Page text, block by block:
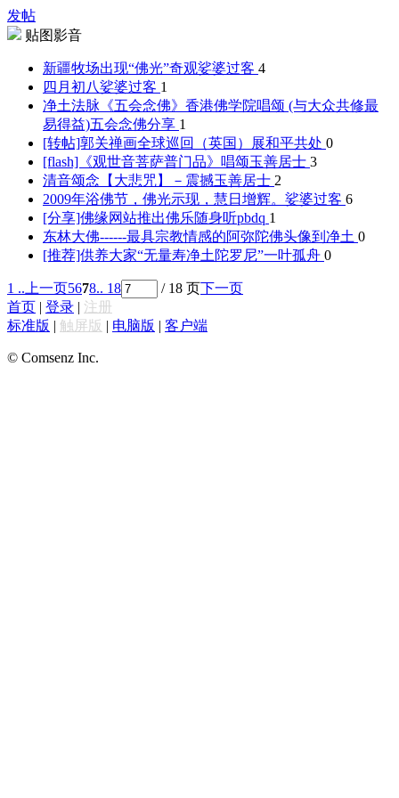
发帖
贴图影音
新疆牧场出现“佛光”奇观娑婆过客 4
四月初八娑婆过客 1
净土法脉《五会念佛》香港佛学院唱颂 (与大众共修最
易得益)五会念佛分享 1
[转帖]郭关禅画全球巡回（英国）展和平共处 0
[flash]《观世音菩萨普门品》唱颂玉善居士 3
清音颂念【大悲咒】－震撼玉善居士 2
2009年浴佛节，佛光示现，慧日增辉。 娑婆过客 6
[分享]佛缘网站推出佛乐随身听pbdq 1
东林大佛------最具宗教情感的阿弥陀佛头像到净土 0
[推荐]供养大家“无量寿净土陀罗尼”一叶孤舟 0
1 .. 上一页5678.. 18 / 18 页下一页
首页 | 登录 | 注册
标准版 | 触屏版 | 电脑版 | 客户端
© Comsenz Inc.